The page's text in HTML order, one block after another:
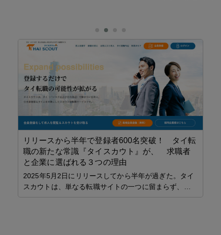
リリースから半年で登録者600名突破！ タイ転
職の新たな常識『タイスカウト』が、 求職者
と企業に選ばれる３つの理由
2025年5月2日にリリースしてから半年が過ぎた。タイ
スカウトは、単なる転職サイトの一つに留まらず、…